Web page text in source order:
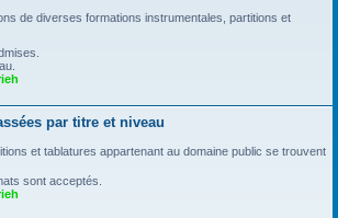
de diverses formations instrumentales, partitions et
par titre et niveau
et tablatures appartenant au domaine public se trouvent
sont acceptés.